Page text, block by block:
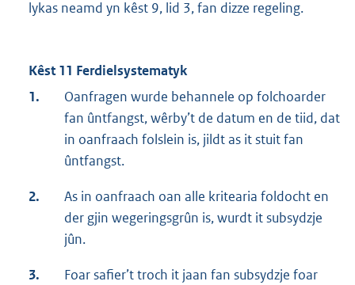
lykas neamd yn kêst 9, lid 3, fan dizze regeling.
Kêst 11 Ferdielsystematyk
1.
Oanfragen wurde behannele op folchoarder
fan ûntfangst, wêrby’t de datum en de tiid, dat
in oanfraach folslein is, jildt as it stuit fan
ûntfangst.
2.
As in oanfraach oan alle kritearia foldocht en
der gjin wegeringsgrûn is, wurdt it subsydzje
jûn.
3.
Foar safier’t troch it jaan fan subsydzje foar